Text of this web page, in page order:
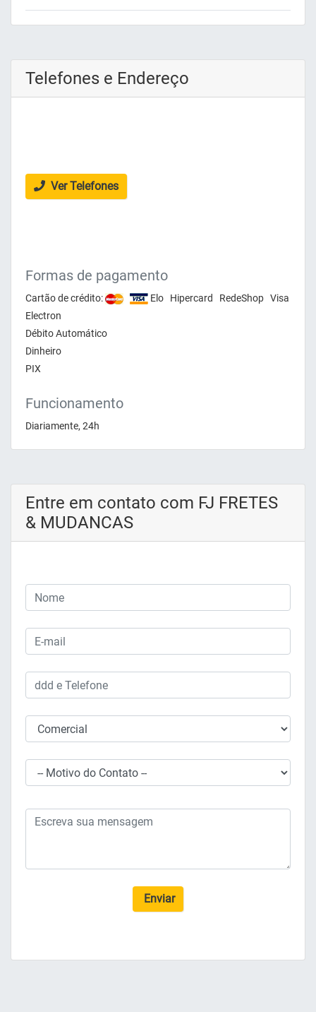
Telefones e Endereço
Ver Telefones
Formas de pagamento
Cartão de crédito:
Elo Hipercard RedeShop Visa
Electron
Débito Automático
Dinheiro
PIX
Funcionamento
Diariamente, 24h
Entre em contato com FJ FRETES
& MUDANCAS
Enviar